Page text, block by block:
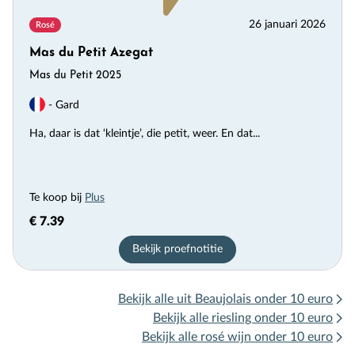
Rosé 26 januari 2026
Mas du Petit Azegat
Mas du Petit 2025
- Gard
Ha, daar is dat ‘kleintje’, die petit, weer. En dat...
Te koop bij Plus
€ 7.39
Bekijk proefnotitie
Bekijk alle uit Beaujolais onder 10 euro
Bekijk alle riesling onder 10 euro
Bekijk alle rosé wijn onder 10 euro